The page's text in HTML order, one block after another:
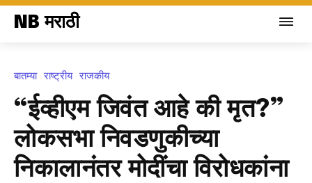
NB मराठी
बातम्या राष्ट्रीय राजकीय
“ईव्हीएम जिवंत आहे की मृत?”
लोकसभा निवडणुकीच्या
निकालानंतर मोदींचा विरोधकांना